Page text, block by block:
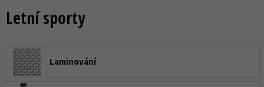
Letní sporty
Laminování